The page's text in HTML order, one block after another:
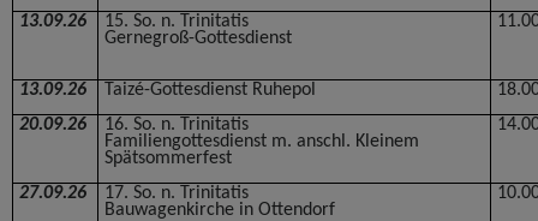
13.09.26
15. So. n. Trinitatis
Gernegroß-Gottesdienst
13.09.26 Taizé-Gottesdienst Ruhepol
20.09.26
16. So. n. Trinitatis
Familiengottesdienst m. anschl. Kleinem
Spätsommerfest
27.09.26
17. So. n. Trinitatis
Bauwagenkirche in Ottendorf